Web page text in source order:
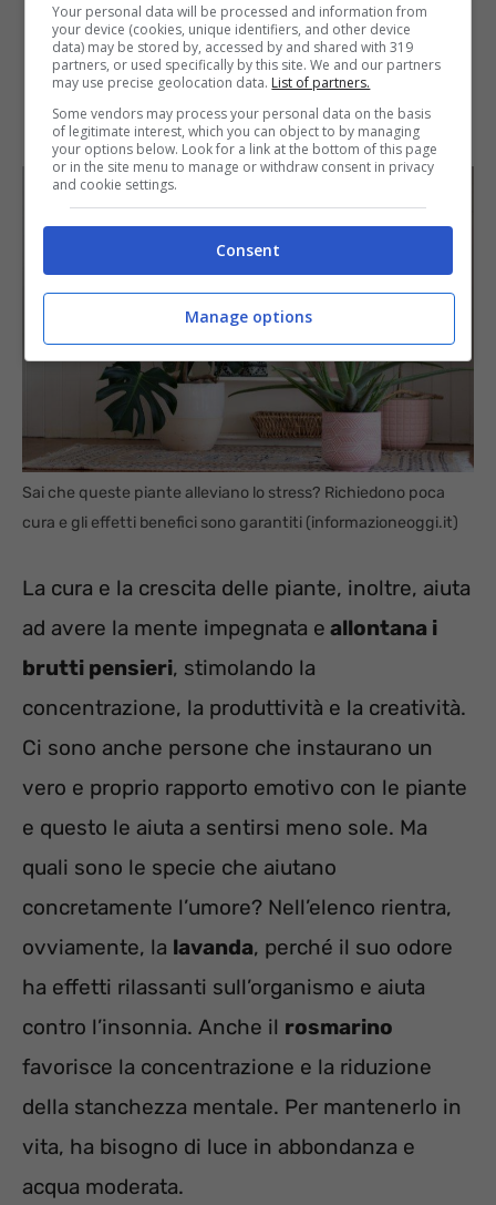
Sai che queste piante alleviano lo stress? Richiedono poca
cura e gli effetti benefici sono garantiti (informazioneoggi.it)
La cura e la crescita delle piante, inoltre, aiuta
ad avere la mente impegnata e allontana i
brutti pensieri, stimolando la
concentrazione, la produttività e la creatività.
Ci sono anche persone che instaurano un
vero e proprio rapporto emotivo con le piante
e questo le aiuta a sentirsi meno sole. Ma
quali sono le specie che aiutano
concretamente l’umore? Nell’elenco rientra,
ovviamente, la lavanda, perché il suo odore
ha effetti rilassanti sull’organismo e aiuta
contro l’insonnia. Anche il rosmarino
favorisce la concentrazione e la riduzione
della stanchezza mentale. Per mantenerlo in
vita, ha bisogno di luce in abbondanza e
acqua moderata.
Your personal data will be processed and information from
your device (cookies, unique identifiers, and other device
data) may be stored by, accessed by and shared with 319
partners, or used specifically by this site. We and our partners
may use precise geolocation data. List of partners.
Some vendors may process your personal data on the basis
of legitimate interest, which you can object to by managing
your options below. Look for a link at the bottom of this page
or in the site menu to manage or withdraw consent in privacy
and cookie settings.
Consent
Manage options